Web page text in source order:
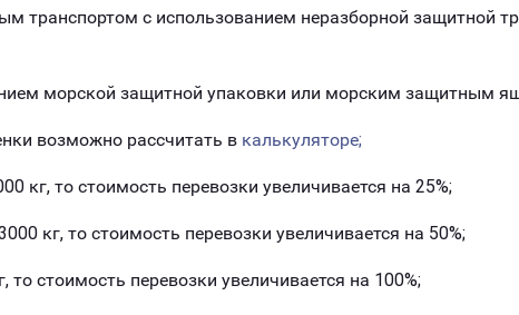
транспортом с использованием неразборной защитной
морской защитной упаковки или морским защитным
возможно рассчитать в калькуляторе;
кг, то стоимость перевозки увеличивается на 25%;
кг, то стоимость перевозки увеличивается на 50%;
то стоимость перевозки увеличивается на 100%;